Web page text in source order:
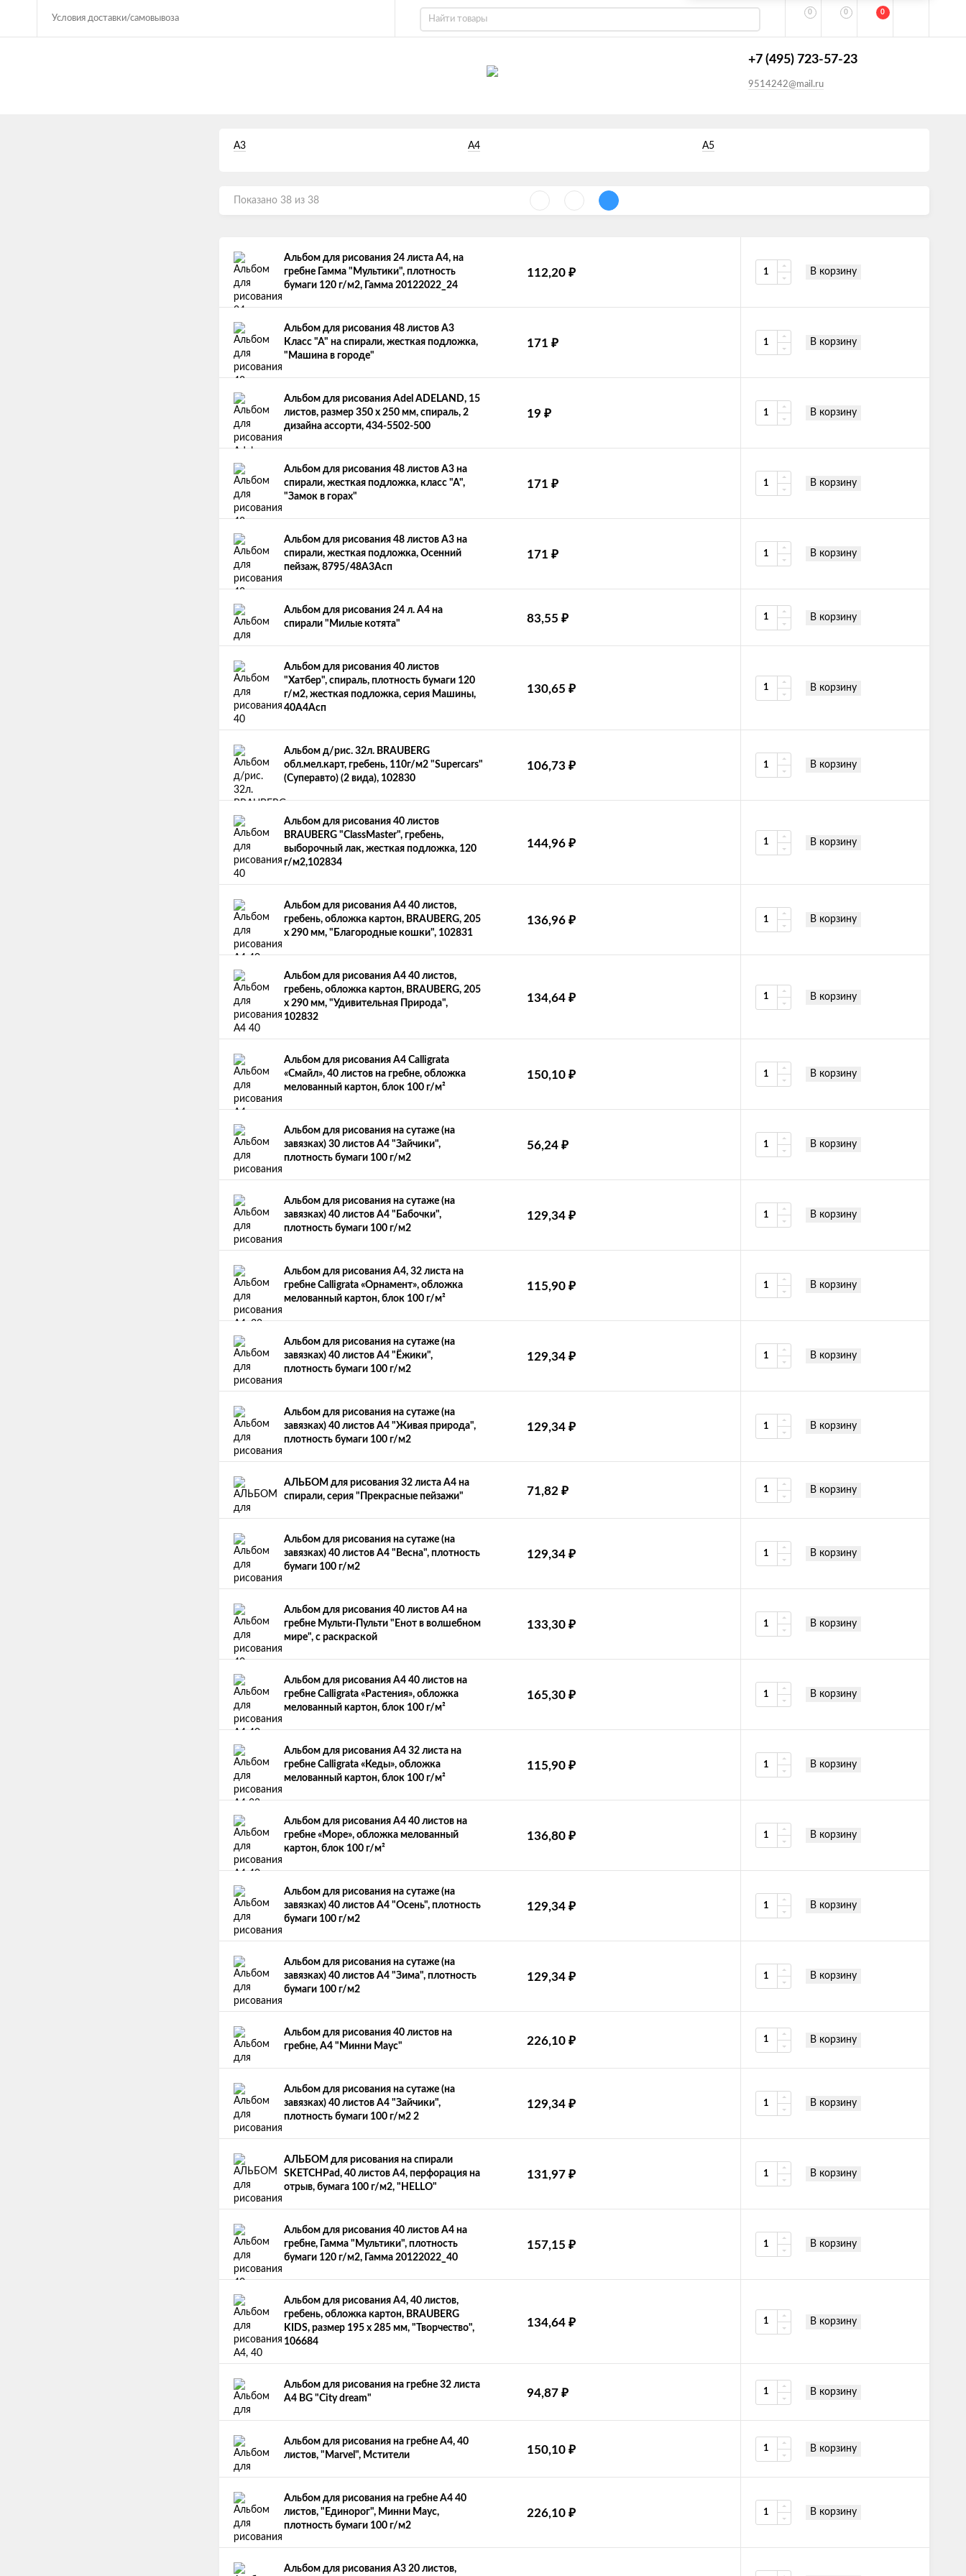
Условия доставки/самовывоза
0 0 0
+7 (495) 723-57-23
9514242@mail.ru
А3 А4 А5
Показано 38 из 38
Альбом для рисования 24 листа А4, на
гребне Гамма "Мультики", плотность
бумаги 120 г/м2, Гамма 20122022_24
112,20 ₽ В корзину
Альбом для рисования 48 листов А3
Класс "А" на спирали, жесткая подложка,
"Машина в городе"
171 ₽ В корзину
Альбом для рисования Adel ADELAND, 15
листов, размер 350 x 250 мм, спираль, 2
дизайна ассорти, 434-5502-500
19 ₽ В корзину
Альбом для рисования 48 листов А3 на
спирали, жесткая подложка, класс "А",
"Замок в горах"
171 ₽ В корзину
Альбом для рисования 48 листов А3 на
спирали, жесткая подложка, Осенний
пейзаж, 8795/48А3Асп
171 ₽ В корзину
Альбом для рисования 24 л. А4 на
спирали "Милые котята"
83,55 ₽ В корзину
Альбом для рисования 40 листов
"Хатбер", спираль, плотность бумаги 120
г/м2, жесткая подложка, серия Машины,
40А4Асп
130,65 ₽ В корзину
Альбом д/рис. 32л. BRAUBERG
обл.мел.карт, гребень, 110г/м2 "Supercars"
(Суперавто) (2 вида), 102830
106,73 ₽ В корзину
Альбом для рисования 40 листов
BRAUBERG "ClassMaster", гребень,
выборочный лак, жесткая подложка, 120
г/м2,102834
144,96 ₽ В корзину
Альбом для рисования А4 40 листов,
гребень, обложка картон, BRAUBERG, 205
х 290 мм, "Благородные кошки", 102831
136,96 ₽ В корзину
Альбом для рисования А4 40 листов,
гребень, обложка картон, BRAUBERG, 205
х 290 мм, "Удивительная Природа",
102832
134,64 ₽ В корзину
Альбом для рисования А4 Calligrata
«Смайл», 40 листов на гребне, обложка
мелованный картон, блок 100 г/м²
150,10 ₽ В корзину
Альбом для рисования на сутаже (на
завязках) 30 листов А4 "Зайчики",
плотность бумаги 100 г/м2
56,24 ₽ В корзину
Альбом для рисования на сутаже (на
завязках) 40 листов А4 "Бабочки",
плотность бумаги 100 г/м2
129,34 ₽ В корзину
Альбом для рисования А4, 32 листа на
гребне Calligrata «Орнамент», обложка
мелованный картон, блок 100 г/м²
115,90 ₽ В корзину
Альбом для рисования на сутаже (на
завязках) 40 листов А4 "Ёжики",
плотность бумаги 100 г/м2
129,34 ₽ В корзину
Альбом для рисования на сутаже (на
завязках) 40 листов А4 "Живая природа",
плотность бумаги 100 г/м2
129,34 ₽ В корзину
АЛЬБОМ для рисования 32 листа А4 на
спирали, серия "Прекрасные пейзажи"
71,82 ₽ В корзину
Альбом для рисования на сутаже (на
завязках) 40 листов А4 "Весна", плотность
бумаги 100 г/м2
129,34 ₽ В корзину
Альбом для рисования 40 листов А4 на
гребне Мульти-Пульти "Енот в волшебном
мире", с раскраской
133,30 ₽ В корзину
Альбом для рисования А4 40 листов на
гребне Calligrata «Растения», обложка
мелованный картон, блок 100 г/м²
165,30 ₽ В корзину
Альбом для рисования А4 32 листа на
гребне Calligrata «Кеды», обложка
мелованный картон, блок 100 г/м²
115,90 ₽ В корзину
Альбом для рисования А4 40 листов на
гребне «Море», обложка мелованный
картон, блок 100 г/м²
136,80 ₽ В корзину
Альбом для рисования на сутаже (на
завязках) 40 листов А4 "Осень", плотность
бумаги 100 г/м2
129,34 ₽ В корзину
Альбом для рисования на сутаже (на
завязках) 40 листов А4 "Зима", плотность
бумаги 100 г/м2
129,34 ₽ В корзину
Альбом для рисования 40 листов на
гребне, А4 "Минни Маус"
226,10 ₽ В корзину
Альбом для рисования на сутаже (на
завязках) 40 листов А4 "Зайчики",
плотность бумаги 100 г/м2 2
129,34 ₽ В корзину
АЛЬБОМ для рисования на спирали
SKETCHPad, 40 листов А4, перфорация на
отрыв, бумага 100 г/м2, "HELLO"
131,97 ₽ В корзину
Альбом для рисования 40 листов А4 на
гребне, Гамма "Мультики", плотность
бумаги 120 г/м2, Гамма 20122022_40
157,15 ₽ В корзину
Альбом для рисования А4, 40 листов,
гребень, обложка картон, BRAUBERG
KIDS, размер 195 х 285 мм, "Творчество",
106684
134,64 ₽ В корзину
Альбом для рисования на гребне 32 листа
А4 BG "City dream"
94,87 ₽ В корзину
Альбом для рисования на гребне А4, 40
листов, "Marvel", Мстители
150,10 ₽ В корзину
Альбом для рисования на гребне А4 40
листов, "Единорог", Минни Маус,
плотность бумаги 100 г/м2
226,10 ₽ В корзину
Альбом для рисования А3 20 листов,